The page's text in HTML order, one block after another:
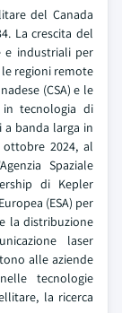
del Canada
La crescita del
e industriali per
regioni remote
(CSA) e le
in tecnologia di
a banda larga in
2024, al
Spaziale
di Kepler
(ESA) per
la distribuzione
laser
alle aziende
tecnologie
la ricerca